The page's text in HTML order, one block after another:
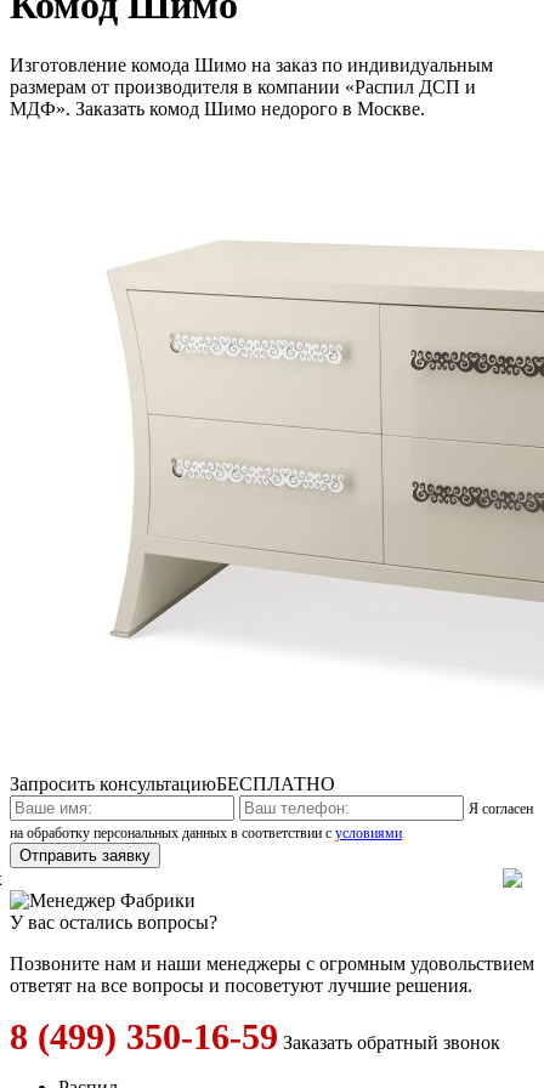
Изготовление комода Шимо на заказ по индивидуальным
размерам от производителя в компании «Распил ДСП и
МДФ». Заказать комод Шимо недорого в Москве.
Запросить консультациюБЕСПЛАТНО
Я согласен
на обработку персональных данных в соответствии с условиями
У вас остались вопросы?
Позвоните нам и наши менеджеры с огромным удовольствием
ответят на все вопросы и посоветуют лучшие решения.
8 (499) 350-16-59 Заказать обратный звонок